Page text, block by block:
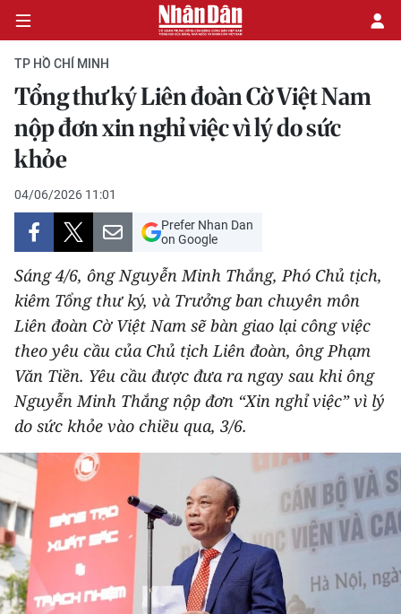
CHÍNH TRỊ
KINH TẾ
VĂN HÓA
XÃ HỘI
PHÁP LUẬT
DU LỊCH
THẾ GIỚI
THỂ THAO
GIÁO DỤC
Y TẾ
KHOA HỌC - CÔNG NGHỆ
MÔI TRƯỜNG
TP HỒ CHÍ MINH
Tổng thư ký Liên đoàn Cờ Việt Nam
nộp đơn xin nghỉ việc vì lý do sức
khỏe
04/06/2026 11:01
Prefer Nhan Dan
on Google
Sáng 4/6, ông Nguyễn Minh Thắng, Phó Chủ tịch,
kiêm Tổng thư ký, và Trưởng ban chuyên môn
Liên đoàn Cờ Việt Nam sẽ bàn giao lại công việc
theo yêu cầu của Chủ tịch Liên đoàn, ông Phạm
Văn Tiền. Yêu cầu được đưa ra ngay sau khi ông
Nguyễn Minh Thắng nộp đơn “Xin nghỉ việc” vì lý
do sức khỏe vào chiều qua, 3/6.